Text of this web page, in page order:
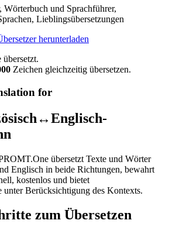
Wörterbuch und Sprachführer,
Lieblingsübersetzungen
Zeichen gleichzeitig übersetzen.
for
übersetzt Texte und Wörter
Englisch in beide Richtungen, bewahrt
kostenlos und bietet
unter Berücksichtigung des Kontexts.
zum Übersetzen